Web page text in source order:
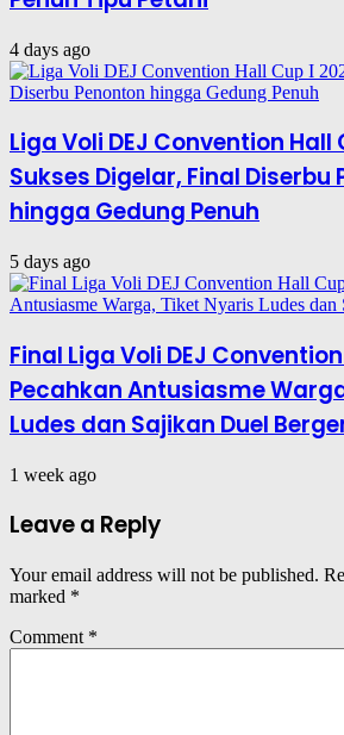
4 days ago
Liga Voli DEJ Convention Hall
Sukses Digelar, Final Diserbu
hingga Gedung Penuh
5 days ago
Final Liga Voli DEJ
Pecahkan Antusiasme
Ludes dan Sajikan Duel
1 week ago
Leave a Reply
Your email address will not be published.
marked *
Comment *